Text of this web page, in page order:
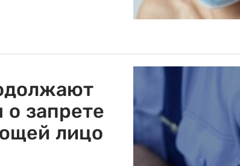
о запрете
лицо